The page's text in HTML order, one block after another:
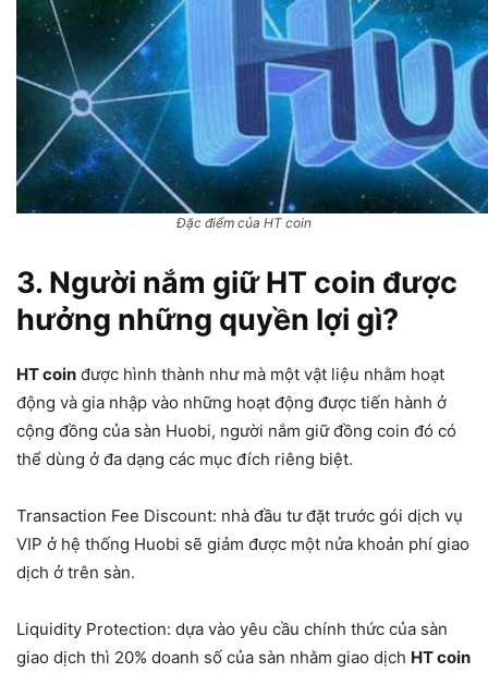
Đặc điểm của HT coin
3. Người nắm giữ HT coin được
hưởng những quyền lợi gì?
HT coin được hình thành như mà một vật liệu nhằm hoạt
động và gia nhập vào những hoạt động được tiến hành ở
cộng đồng của sàn Huobi, người nắm giữ đồng coin đó có
thể dùng ở đa dạng các mục đích riêng biệt.
Transaction Fee Discount: nhà đầu tư đặt trước gói dịch vụ
VIP ở hệ thống Huobi sẽ giảm được một nửa khoản phí giao
dịch ở trên sàn.
Liquidity Protection: dựa vào yêu cầu chính thức của sàn
giao dịch thì 20% doanh số của sàn nhằm giao dịch HT coin